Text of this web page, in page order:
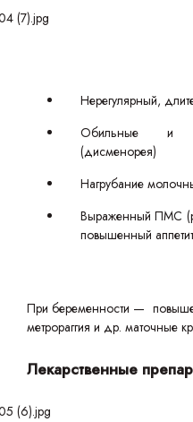
Нерегулярный,
Обильные и
(дисменорея)
Нагрубание
Выраженный ПМС
повышенный
При беременности —
метрораггия и др. маточные
Лекарственные